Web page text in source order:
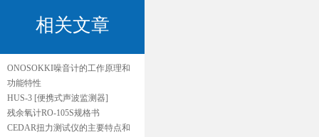
相关文章
ONOSOKKI噪音计的工作原理和
功能特性
HUS-3 [便携式声波监测器]
残余氧计RO-105S规格书
CEDAR扭力测试仪的主要特点和